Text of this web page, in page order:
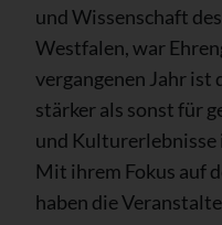
und Wissenschaft
Westfalen, war
vergangenen Jahr ist
stärker als sonst für
und Kulturerlebnisse
Mit ihrem Fokus auf
haben die